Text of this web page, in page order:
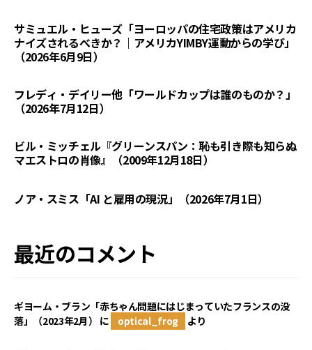
サミュエル・ヒューズ「ヨーロッパの住宅政策はアメリカ
ナイズされるべきか？｜アメリカYIMBY運動からの学び」
（2026年6月9日）
フレディ・デイリー他「ワールドカップは誰のものか？」
（2026年7月12日）
ビル・ミッチェル『グリーンスパン：恥も引き際も知らぬ
マエストロの肖像』（2009年12月18日）
ノア・スミス「AI と雇用の現況」（2026年7月1日）
最近のコメント
ギヨーム・ブラン「赤ちゃん問題にはじまっていたフランスの没
落」（2023年2月） に optical_frog より